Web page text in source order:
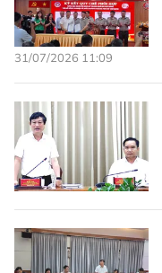
31/07/2026 11:09